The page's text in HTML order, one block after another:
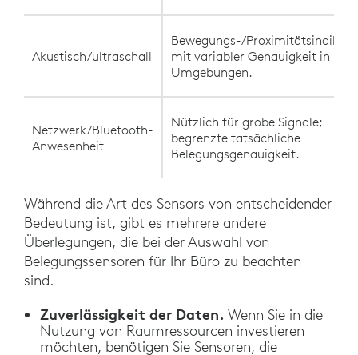
Akustisch/ultraschall
Bewegungs-/
mit variabler Genauigkeit in
Umgebungen.
Netzwerk/Bluetooth-
Anwesenheit
Nützlich für grobe Signale;
begrenzte tatsächliche
Belegungsgenauigkeit.
Während die Art des Sensors von entscheidender
Bedeutung ist, gibt es mehrere andere
Überlegungen, die bei der Auswahl von
Belegungssensoren für Ihr Büro zu beachten
sind.
Zuverlässigkeit der Daten. Wenn Sie in die
Nutzung von Raumressourcen investieren
möchten, benötigen Sie Sensoren, die